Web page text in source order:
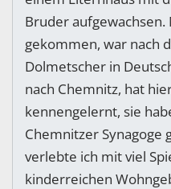
Bruder aufgewachsen.
gekommen, war nach
Dolmetscher in
nach Chemnitz, hat
kennengelernt, sie
Chemnitzer Synagoge
verlebte ich mit viel
kinderreichen